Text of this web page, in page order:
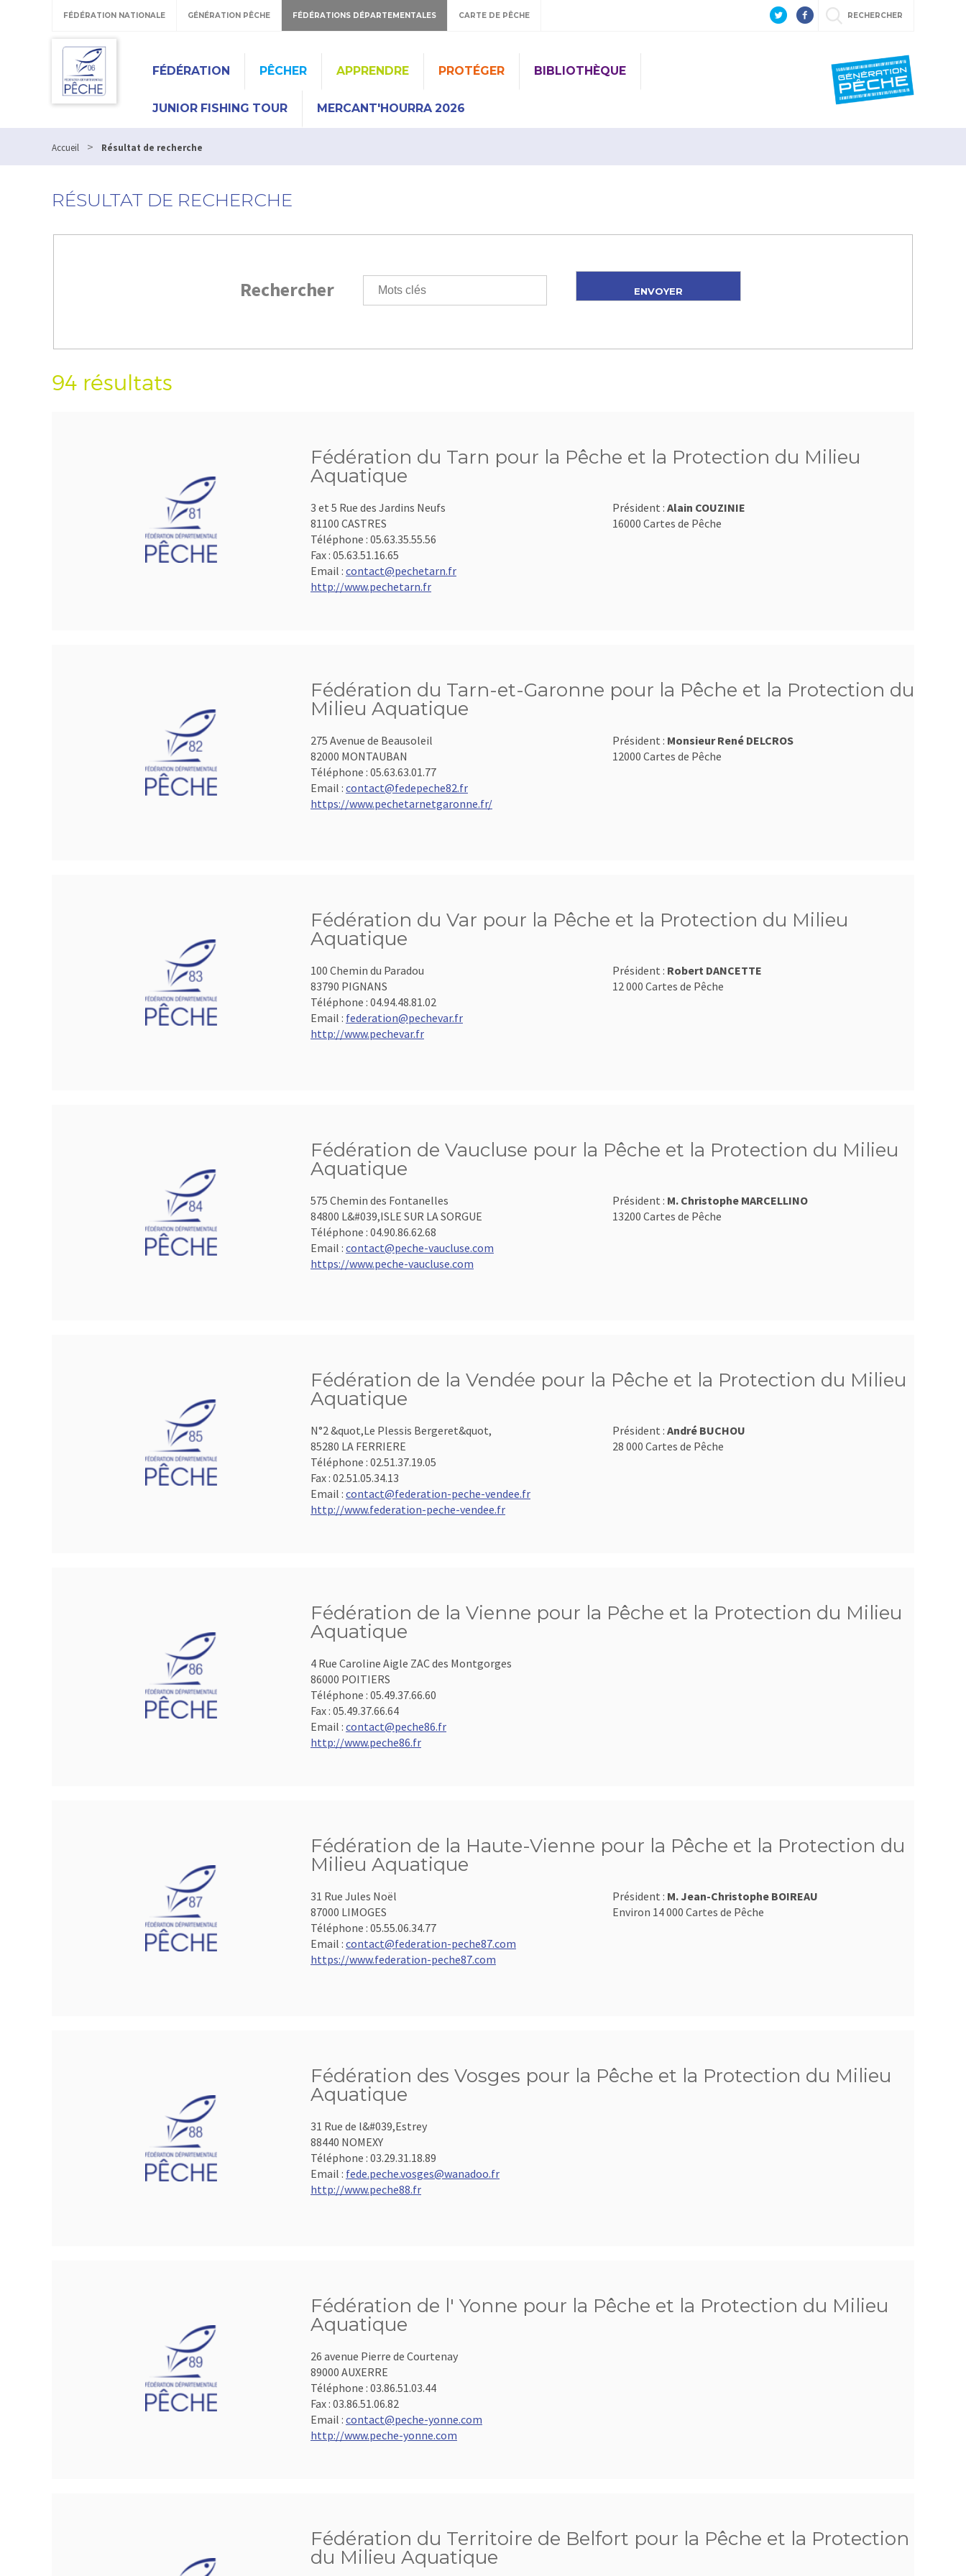
FÉDÉRATION NATIONALE GÉNÉRATION PÊCHE FÉDÉRATIONS DÉPARTEMENTALES CARTE DE PÊCHE RECHERCHER
FÉDÉRATION PÊCHER APPRENDRE PROTÉGER BIBLIOTHÈQUE
JUNIOR FISHING TOUR MERCANT'HOURRA 2026
Accueil > Résultat de recherche
RÉSULTAT DE RECHERCHE
Rechercher
94 résultats
Fédération du Tarn pour la Pêche et la Protection du Milieu
Aquatique
3 et 5 Rue des Jardins Neufs
81100 CASTRES
Téléphone : 05.63.35.55.56
Fax : 05.63.51.16.65
Email : contact@pechetarn.fr
http://www.pechetarn.fr
Président : Alain COUZINIE
16000 Cartes de Pêche
Fédération du Tarn-et-Garonne pour la Pêche et la Protection du
Milieu Aquatique
275 Avenue de Beausoleil
82000 MONTAUBAN
Téléphone : 05.63.63.01.77
Email : contact@fedepeche82.fr
https://www.pechetarnetgaronne.fr/
Président : Monsieur René DELCROS
12000 Cartes de Pêche
Fédération du Var pour la Pêche et la Protection du Milieu
Aquatique
100 Chemin du Paradou
83790 PIGNANS
Téléphone : 04.94.48.81.02
Email : federation@pechevar.fr
http://www.pechevar.fr
Président : Robert DANCETTE
12 000 Cartes de Pêche
Fédération de Vaucluse pour la Pêche et la Protection du Milieu
Aquatique
575 Chemin des Fontanelles
84800 L&#039,ISLE SUR LA SORGUE
Téléphone : 04.90.86.62.68
Email : contact@peche-vaucluse.com
https://www.peche-vaucluse.com
Président : M. Christophe MARCELLINO
13200 Cartes de Pêche
Fédération de la Vendée pour la Pêche et la Protection du Milieu
Aquatique
N°2 &quot,Le Plessis Bergeret&quot,
85280 LA FERRIERE
Téléphone : 02.51.37.19.05
Fax : 02.51.05.34.13
Email : contact@federation-peche-vendee.fr
http://www.federation-peche-vendee.fr
Président : André BUCHOU
28 000 Cartes de Pêche
Fédération de la Vienne pour la Pêche et la Protection du Milieu
Aquatique
4 Rue Caroline Aigle ZAC des Montgorges
86000 POITIERS
Téléphone : 05.49.37.66.60
Fax : 05.49.37.66.64
Email : contact@peche86.fr
http://www.peche86.fr
Fédération de la Haute-Vienne pour la Pêche et la Protection du
Milieu Aquatique
31 Rue Jules Noël
87000 LIMOGES
Téléphone : 05.55.06.34.77
Email : contact@federation-peche87.com
https://www.federation-peche87.com
Président : M. Jean-Christophe BOIREAU
Environ 14 000 Cartes de Pêche
Fédération des Vosges pour la Pêche et la Protection du Milieu
Aquatique
31 Rue de l&#039,Estrey
88440 NOMEXY
Téléphone : 03.29.31.18.89
Email : fede.peche.vosges@wanadoo.fr
http://www.peche88.fr
Fédération de l' Yonne pour la Pêche et la Protection du Milieu
Aquatique
26 avenue Pierre de Courtenay
89000 AUXERRE
Téléphone : 03.86.51.03.44
Fax : 03.86.51.06.82
Email : contact@peche-yonne.com
http://www.peche-yonne.com
Fédération du Territoire de Belfort pour la Pêche et la Protection
du Milieu Aquatique